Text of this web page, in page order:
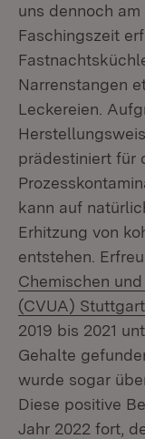
uns dennoch
Faschingszeit
Narrenstangen
Leckereien.
prädestiniert für
kann auf
Erhitzung von
entstehen.
Chemischen
(CVUA) Stuttgart
2019 bis 2021
Gehalte
wurde sogar
Diese positive
Jahr 2022 fort,